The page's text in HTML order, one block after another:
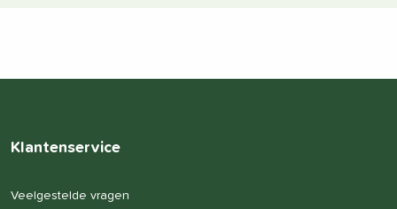
Klantenservice
Veelgestelde vragen